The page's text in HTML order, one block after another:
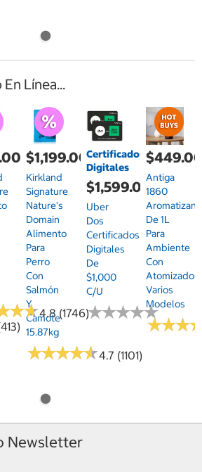
Línea...
Postal
★★
★★4.8 (1746)
$1,199.00
Kirkland
Signature
Nature's
Domain
Alimento
Para
Perro
Con
Salmón
Y
Camote
15.87kg
★★★★★
★★★★★4.7 (1101)
Certificados
Digitales
$1,599.00
Uber
Dos
Certificados
Digitales
De
$1,000
C/u
★★★★★
★★★★★
Antiga
1860
De 1L
Para
Ambiente
Con
Atomizador,
Varios
Modelos
★★★
★★★
Newsletter